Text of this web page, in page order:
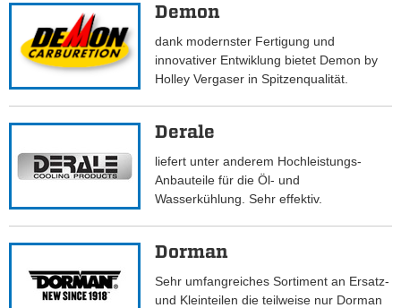
Demon
dank modernster Fertigung und
innovativer Entwiklung bietet Demon by
Holley Vergaser in Spitzenqualität.
Derale
liefert unter anderem Hochleistungs-
Anbauteile für die Öl- und
Wasserkühlung. Sehr effektiv.
Dorman
Sehr umfangreiches Sortiment an Ersatz-
und Kleinteilen die teilweise nur Dorman